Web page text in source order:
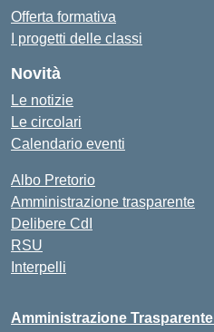
Offerta formativa
I progetti delle classi
Novità
Le notizie
Le circolari
Calendario eventi
Albo Pretorio
Amministrazione trasparente
Delibere CdI
RSU
Interpelli
Amministrazione Trasparente